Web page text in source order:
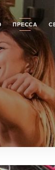
ПРЕССА